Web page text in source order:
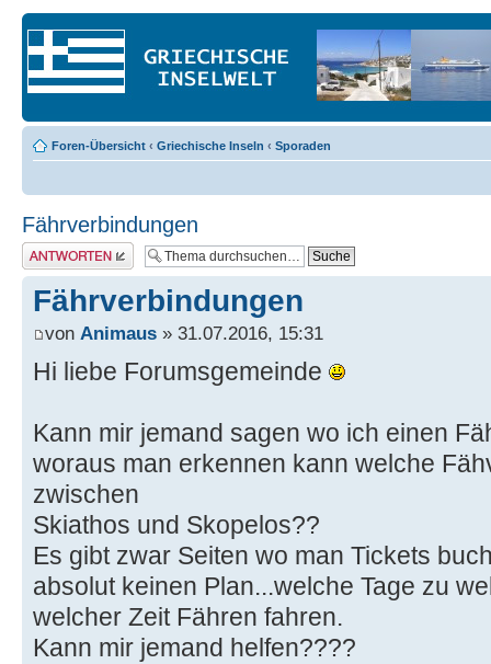
Foren-Übersicht ‹ Griechische Inseln ‹ Sporaden
Fährverbindungen
Antwort erstellen
Fährverbindungen
von Animaus » 31.07.2016, 15:31
Hi liebe Forumsgemeinde
Kann mir jemand sagen wo ich einen
woraus man erkennen kann welche
zwischen
Skiathos und Skopelos??
Es gibt zwar Seiten wo man Tickets
absolut keinen Plan...welche Tage zu
welcher Zeit Fähren fahren.
Kann mir jemand helfen????